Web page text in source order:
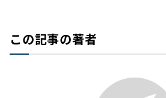
この記事の著者